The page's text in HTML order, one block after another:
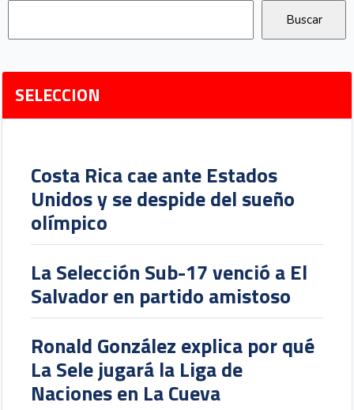
SELECCION
Costa Rica cae ante Estados
Unidos y se despide del sueño
olímpico
La Selección Sub-17 venció a El
Salvador en partido amistoso
Ronald González explica por qué
La Sele jugará la Liga de
Naciones en La Cueva